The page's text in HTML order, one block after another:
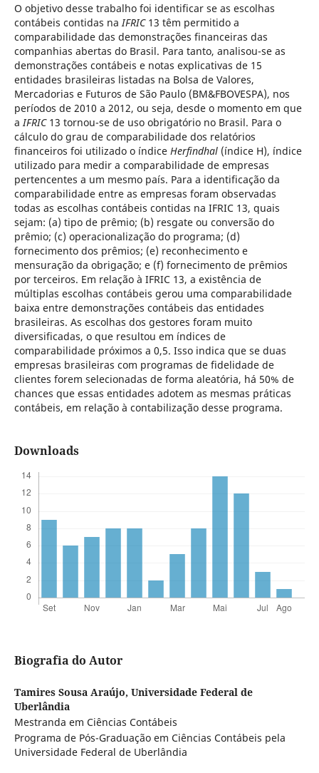
O objetivo desse trabalho foi identificar se as escolhas
contábeis contidas naIFRIC13 têm permitido a
comparabilidade das demonstrações financeiras das
companhias abertas do Brasil. Para tanto, analisou-se as
demonstrações contábeis e notas explicativas de 15
entidades brasileiras listadas na Bolsa de Valores,
Mercadorias e Futuros de São Paulo (BM&FBOVESPA), nos
períodos de 2010 a 2012, ou seja, desde o momento em que
aIFRIC13 tornou-se de uso obrigatório no Brasil. Para o
cálculo do grau de comparabilidade dos relatórios
financeiros foi utilizado o índice Herfindhal (índice H), índice
utilizado para medir a comparabilidade de empresas
pertencentes a um mesmo país. Para a identificação da
comparabilidade entre as empresas foram observadas
todas as escolhas contábeis contidas na IFRIC 13, quais
sejam: (a) tipo de prêmio; (b) resgate ou conversão do
prêmio; (c) operacionalização do programa; (d)
fornecimento dos prêmios; (e) reconhecimento e
mensuração da obrigação; e (f) fornecimento de prêmios
por terceiros. Em relação à IFRIC 13, a existência de
múltiplas escolhas contábeis gerou uma comparabilidade
baixa entre demonstrações contábeis das entidades
brasileiras. As escolhas dos gestores foram muito
diversificadas, o que resultou em índices de
comparabilidade próximos a 0,5. Isso indica que se duas
empresas brasileiras com programas de fidelidade de
clientes forem selecionadas de forma aleatória, há 50% de
chances que essas entidades adotem as mesmas práticas
contábeis, em relação à contabilização desse programa.
Downloads
Biografia do Autor
Tamires Sousa Araújo, Universidade Federal de
Uberlândia
Mestranda em Ciências Contábeis
Programa de Pós-Graduação em Ciências Contábeis pela
Universidade Federal de Uberlândia